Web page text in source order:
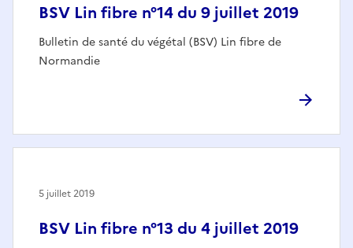
BSV Lin fibre n°14 du 9 juillet 2019
Bulletin de santé du végétal (BSV) Lin fibre de
Normandie
BSV Lin fibre n°13 du 4 juillet 2019
5 juillet 2019